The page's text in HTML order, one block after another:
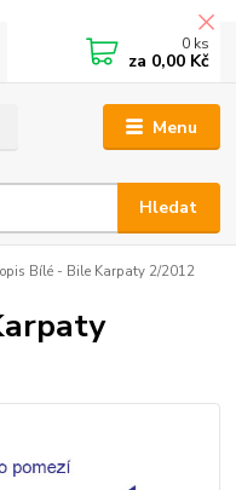
Menu
Hledat
0 ks
za 0,00 Kč
Bílé - Bile Karpaty 2/2012